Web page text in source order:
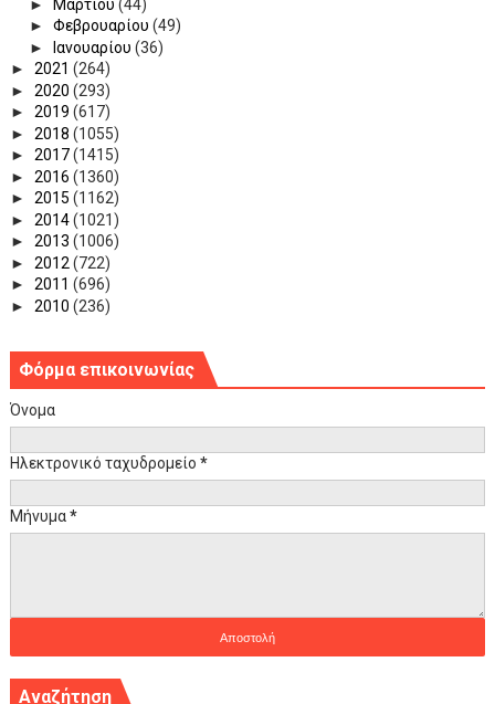
►
Μαρτίου (44)
► Φεβρουαρίου (49)
►
Ιανουαρίου (36)
► 2021 (264)
► 2020 (293)
► 2019 (617)
► 2018 (1055)
► 2017(1415)
► 2016 (1360)
► 2015 (1162)
► 2014(1021)
► 2013 (1006)
► 2012 (722)
► 2011 (696)
► 2010 (236)
Φόρμα επικοινωνίας
Όνομα
Ηλεκτρονικό ταχυδρομείο *
Μήνυμα*
Αναζήτηση